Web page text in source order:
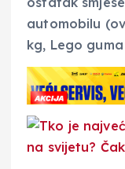
automobilu
kg, Lego